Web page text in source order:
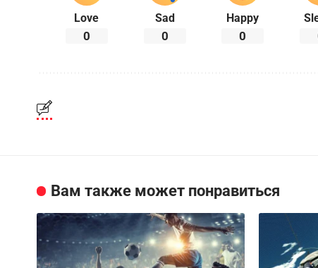
Love
0
Sad
0
Happy
0
Вам также может понравиться